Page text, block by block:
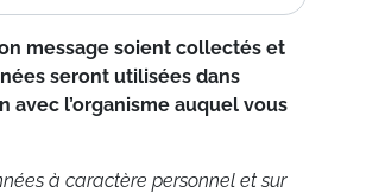
message soient collectés et
seront utilisées dans
avec l’organisme auquel vous
à caractère personnel et sur